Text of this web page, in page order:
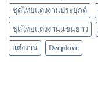
ชุดไทยแต่งงานประยุกต์
ชุดไทยแต่งงานแขนยาว
แต่งงาน 𝐃𝐞𝐞𝐩𝐥𝐨𝐯𝐞